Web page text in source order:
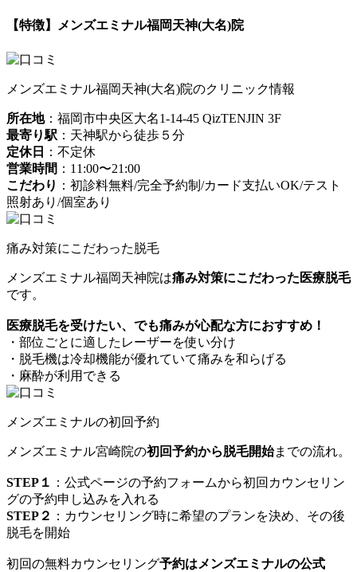
【特徴】メンズエミナル福岡天神(大名)院
メンズエミナル福岡天神(大名)院のクリニック情報
所在地：福岡市中央区大名1-14-45 QizTENJIN 3F
最寄り駅 ：天神駅から徒歩５分
定休日
：不定休
営業時間 ：11:00〜21:00
こだわり ：初診料無料/完全予約制/カード支払いOK/テスト
照射あり/個室あり
痛み対策にこだわった脱毛
メンズエミナル福岡天神院は痛み対策にこだわった医療脱毛
です。
医療脱毛を受けたい、でも痛みが心配な方におすすめ！
・部位ごとに適したレーザーを使い分け
・脱毛機は冷却機能が優れていて痛みを和らげる
・麻酔が利用できる
メンズエミナルの初回予約
メンズエミナル宮崎院の初回予約から脱毛開始までの流れ。
STEP１ ：公式ページの予約フォームから初回カウンセリン
グの予約申し込みを入れる
STEP２ ：カウンセリング時に希望のプランを決め、その後
脱毛を開始
初回の無料カウンセリング予約はメンズエミナルの公式